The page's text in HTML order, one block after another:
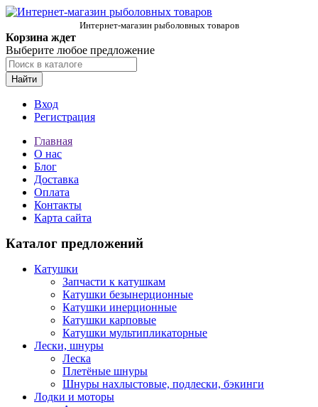
Интернет-магазин рыболовных товаров
Корзина ждет
Выберите любое предложение
Найти
Вход
Регистрация
Главная
О нас
Блог
Доставка
Оплата
Контакты
Карта сайта
Каталог предложений
Катушки
Запчасти к катушкам
Катушки безынерционные
Катушки инерционные
Катушки карповые
Катушки мультипликаторные
Лески, шнуры
Леска
Плетёные шнуры
Шнуры нахлыстовые, подлески, бэкинги
Лодки и моторы